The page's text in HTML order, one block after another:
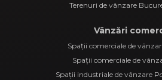
Terenuri de vânzare
Vânzări
Spații comerciale de
Spații comerciale de
Spații industriale de vânzare